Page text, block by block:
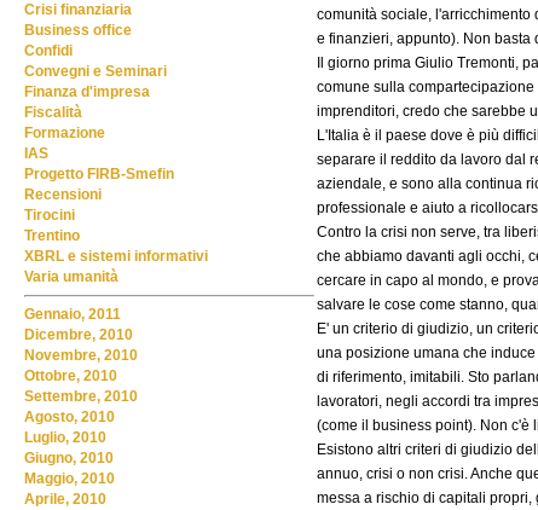
comunità sociale, l'arricchimento
e finanzieri, appunto). Non basta
Il giorno prima Giulio Tremonti,
comune sulla
imprenditori, credo che sarebbe
L'Italia è il paese dove è più
separare il reddito da lavoro dal
aziendale, e sono alla continua
professionale e aiuto a
Contro la crisi non serve, tra
che abbiamo davanti agli occhi,
cercare in capo al mondo, e
salvare le cose come stanno,
E' un criterio di giudizio, un
una posizione umana che
di riferimento, imitabili. Sto
lavoratori, negli accordi tra
(come il business point). Non c'è
Esistono altri criteri di giudizio
annuo, crisi o non crisi. Anche
messa a rischio di capitali
Crisi finanziaria
Business office
Confidi
Convegni e Seminari
Finanza d'impresa
Fiscalità
Formazione
IAS
Progetto FIRB-Smefin
Recensioni
Tirocini
Trentino
XBRL e sistemi informativi
Varia umanità
Gennaio, 2011
Dicembre, 2010
Novembre, 2010
Ottobre, 2010
Settembre, 2010
Agosto, 2010
Luglio, 2010
Giugno, 2010
Maggio, 2010
Aprile, 2010